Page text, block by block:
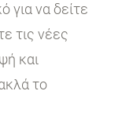
για να δείτε
τις νέες
και
το